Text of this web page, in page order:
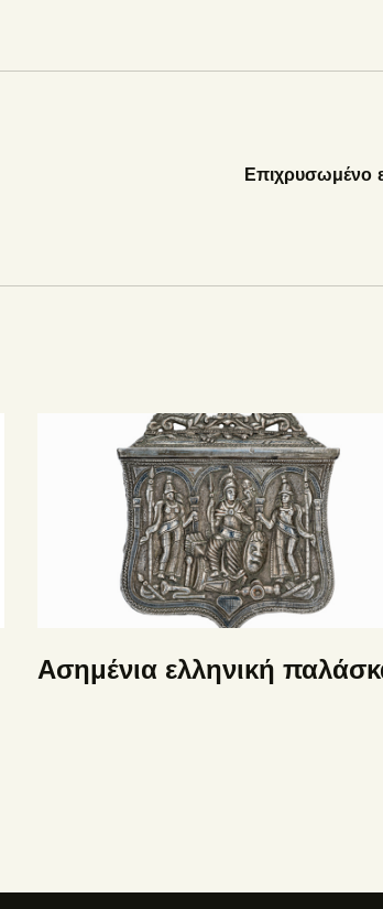
Επιχρυσωμένο
Ασημένια ελληνική